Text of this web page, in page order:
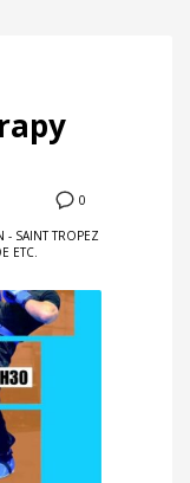
0
- SAINT TROPEZ
ETC.